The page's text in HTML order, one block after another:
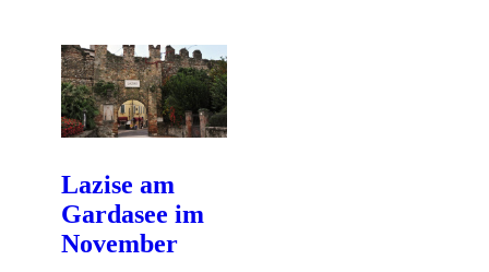
Lazise am
Gardasee im
November